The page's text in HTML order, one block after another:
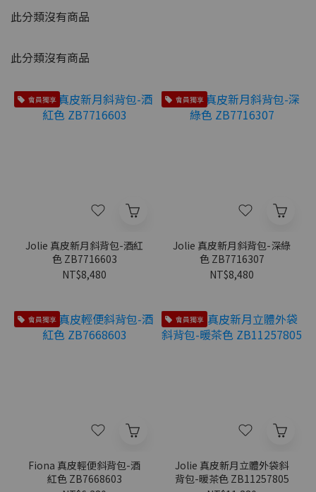
此分類沒有商品
此分類沒有商品
會員獨享
Jolie 真皮新月斜背包-酒紅
色 ZB7716603
NT$8,480
會員獨享
Jolie 真皮新月斜背包-深綠
色 ZB7716307
NT$8,480
會員獨享
Fiona 真皮輕便斜背包-酒
紅色 ZB7668603
會員獨享
Jolie 真皮新月立體外袋斜
背包-暖茶色 ZB11257805